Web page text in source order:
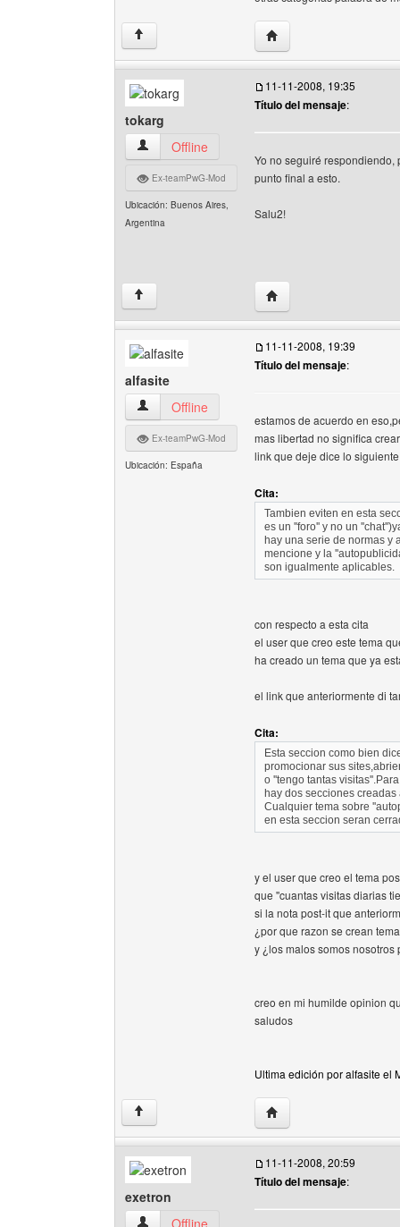
↑ Visitar sitio web del
tokarg
tokarg Ver perfil del usuario
Offline
Ex-teamPwG-Mod
Ubicación: Buenos Aires,
Argentina
11-11-2008, 19:35
Título del mensaje:
Yo no seguiré
punto final a esto.
Salu2!
↑ Visitar sitio web del
alfasite
alfasite Ver perfil del usuario
Offline
Ex-teamPwG-Mod
Ubicación: España
11-11-2008, 19:39
Título del mensaje:
estamos de acuerdo en
mas libertad no significa
link que deje dice lo
Cita:
Tambien eviten en esta
es un ''foro'' y no un
hay una serie de normas y
mencione y la
son igualmente aplicables.
con respecto a esta cita
el user que creo este tema
ha creado un tema que ya
el link que anteriormente di
Cita:
Esta seccion como bien
promocionar sus
o ''tengo tantas
hay dos secciones
Cualquier tema sobre
en esta seccion seran
y el user que creo el tema
que ''cuantas visitas diarias
si la nota post-it que
¿por que razon se crean
y ¿los malos somos
creo en mi humilde opinion
saludos
Ultima edición por alfasite el
↑ Visitar sitio web del
exetron
exetron Ver perfil del usuario
Offline
11-11-2008, 20:59
Título del mensaje: